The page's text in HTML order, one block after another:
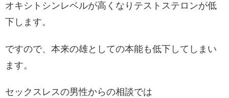
オキシトシンレベルが高くなりテストステロンが低
下します。
ですので、本来の雄としての本能も低下してしまい
ます。
セックスレスの男性からの相談では